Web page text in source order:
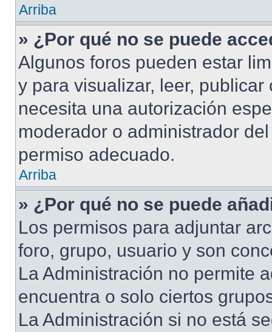
Arriba
» ¿Por qué no se puede
Algunos foros pueden estar
y para visualizar, leer,
necesita una autorización
moderador o administrador
permiso adecuado.
Arriba
» ¿Por qué no se puede
Los permisos para adjuntar
foro, grupo, usuario y son
La Administración no permite
encuentra o solo ciertos
La Administración si no está